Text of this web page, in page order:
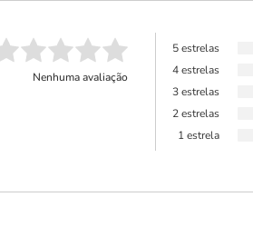
Nenhuma avaliação
5 estrelas
4 estrelas
3 estrelas
2 estrelas
1 estrela